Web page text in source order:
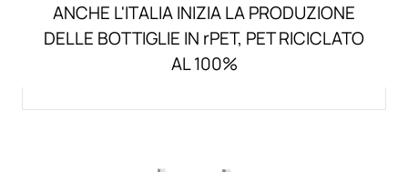
ANCHE L'ITALIA INIZIA LA PRODUZIONE
DELLE BOTTIGLIE IN rPET, PET RICICLATO
AL 100%